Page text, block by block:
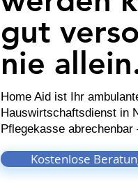
gut
nie
Home Aid ist Ihr
Hauswirtschaftsdienst in
Pflegekasse
Kostenlose